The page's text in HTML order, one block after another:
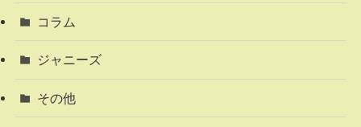
コラム
ジャニーズ
その他